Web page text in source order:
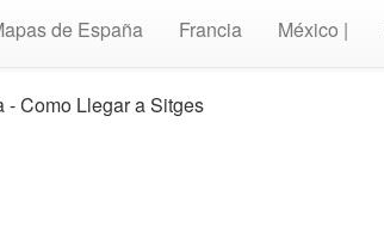
de España Francia México |
- Como Llegar a Sitges